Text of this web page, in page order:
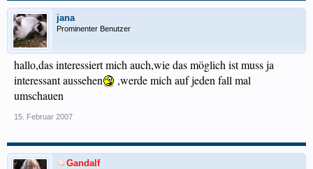
jana
Prominenter Benutzer
hallo,das interessiert mich auch,wie das möglich ist muss ja
interessant aussehen
,werde mich auf jeden fall mal
umschauen
15. Februar 2007
Gandalf